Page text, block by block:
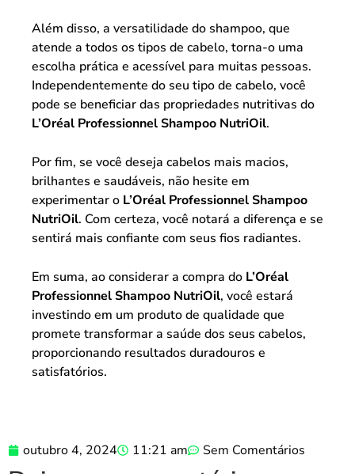
Além disso, a versatilidade do shampoo, que
atende a todos os tipos de cabelo, torna-o uma
escolha prática e acessível para muitas pessoas.
Independentemente do seu tipo de cabelo, você
pode se beneficiar das propriedades nutritivas do
L’Oréal Professionnel Shampoo NutriOil.
Por fim, se você deseja cabelos mais macios,
brilhantes e saudáveis, não hesite em
experimentar o L’Oréal Professionnel Shampoo
NutriOil. Com certeza, você notará a diferença e se
sentirá mais confiante com seus fios radiantes.
Em suma, ao considerar a compra do L’Oréal
Professionnel Shampoo NutriOil, você estará
investindo em um produto de qualidade que
promete transformar a saúde dos seus cabelos,
proporcionando resultados duradouros e
satisfatórios.
outubro 4, 2024 11:21 am Sem Comentários